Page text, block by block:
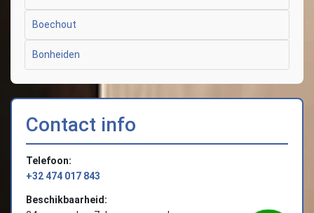
Boechout
Bonheiden
Contact info
Telefoon:
+32 474 017 843
Beschikbaarheid: